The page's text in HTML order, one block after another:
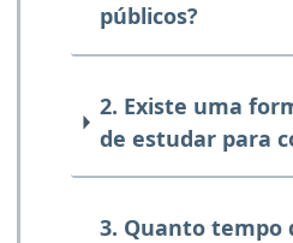
públicos?
2. Existe uma
de estudar para
3. Quanto tempo